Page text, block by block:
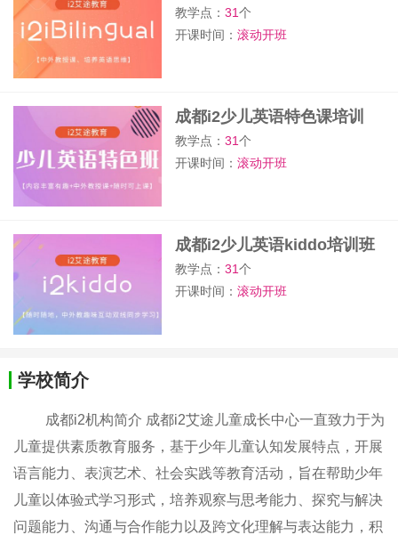
品课
教学点：31个
开课时间：滚动开班
成都i2少儿英语特色课培训
教学点：31个
开课时间：滚动开班
成都i2少儿英语kiddo培训班
教学点：31个
开课时间：滚动开班
学校简介
成都i2机构简介 成都i2艾途儿童成长中心一直致力于为
儿童提供素质教育服务，基于少年儿童认知发展特点，开展
语言能力、表演艺术、社会实践等教育活动，旨在帮助少年
儿童以体验式学习形式，培养观察与思考能力、探究与解决
问题能力、沟通与合作能力以及跨文化理解与表达能力，积